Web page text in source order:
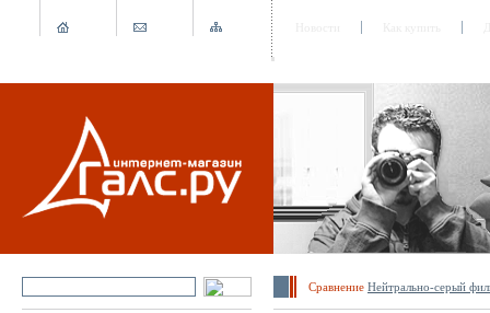
Сравнение Hейтрально-серый